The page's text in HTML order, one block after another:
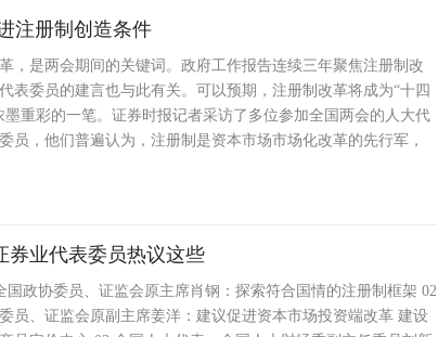
注册制创造条件
，是两会期间的关键词。政府工作报告连续三年聚焦注册制改
表委员的建言也与此有关。可以预期，注册制改革将成为“十四
墨重彩的一笔。证券时报记者采访了多位参加全国两会的人大代
员，他们普遍认为，注册制是资本市场市场化改革的先行军，
券业代表委员热议这些
国政协委员、证监会原主席肖钢：探索符合国情的注册制框架 02
员、证监会原副主席姜洋：建议促进资本市场投资端改革 建设